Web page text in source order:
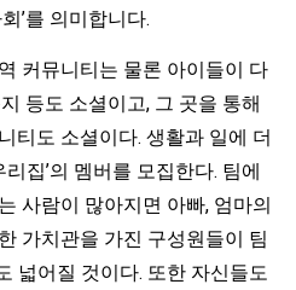
’를 의미합니다.
커뮤니티는 물론 아이들이 다
등도 소셜이고, 그 곳을 통해
티도 소셜이다. 생활과 일에 더
집’의 멤버를 모집한다. 팀에
사람이 많아지면 아빠, 엄마의
가치관을 가진 구성원들이 팀
넓어질 것이다. 또한 자신들도